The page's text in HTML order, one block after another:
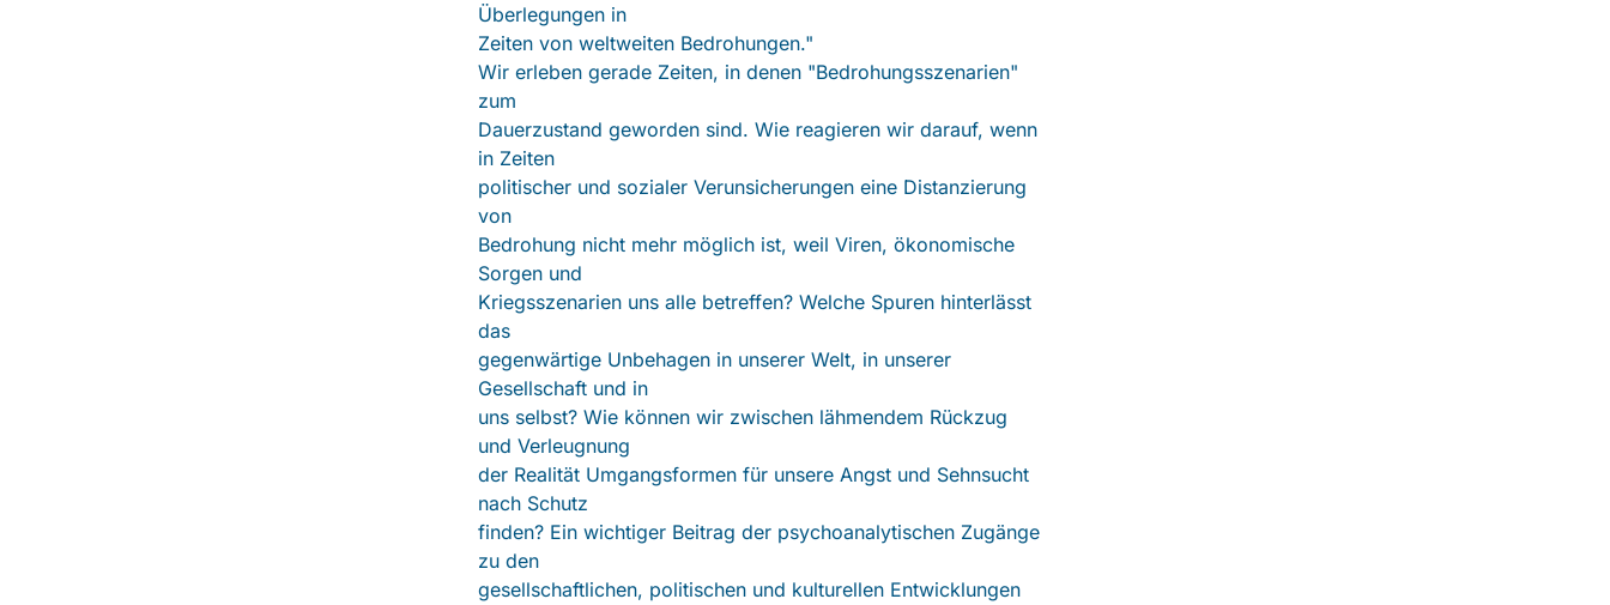
Überlegungen in
Zeiten von weltweiten Bedrohungen."
Wir erleben gerade Zeiten, in denen "Bedrohungsszenarien"
zum
Dauerzustand geworden sind. Wie reagieren wir darauf, wenn
in Zeiten
politischer und sozialer Verunsicherungen eine Distanzierung
von
Bedrohung nicht mehr möglich ist, weil Viren, ökonomische
Sorgen und
Kriegsszenarien uns alle betreffen? Welche Spuren hinterlässt
das
gegenwärtige Unbehagen in unserer Welt, in unserer
Gesellschaft und in
uns selbst? Wie können wir zwischen lähmendem Rückzug
und Verleugnung
der Realität Umgangsformen für unsere Angst und Sehnsucht
nach Schutz
finden? Ein wichtiger Beitrag der psychoanalytischen Zugänge
zu den
gesellschaftlichen, politischen und kulturellen Entwicklungen